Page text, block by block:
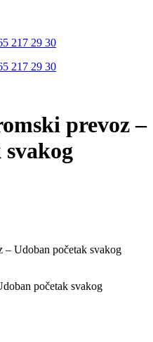
217 29 30
217 29 30
prevoz –
– Udoban početak svakog